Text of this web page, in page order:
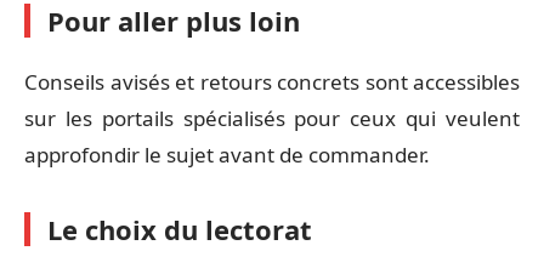
Pour aller plus loin
Conseils avisés et retours concrets sont accessibles
sur les portails spécialisés pour ceux qui veulent
approfondir le sujet avant de commander.
Le choix du lectorat